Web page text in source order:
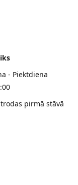
- Piektdiena
pirmā stāvā